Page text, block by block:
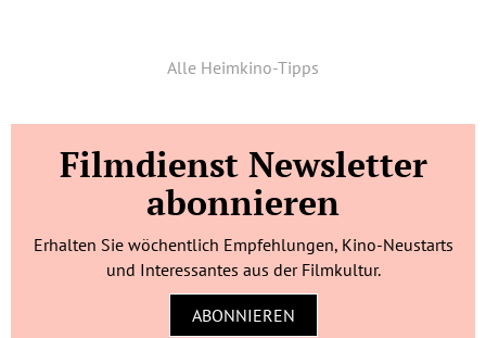
Alle Heimkino-Tipps
Filmdienst Newsletter
abonnieren
Erhalten Sie wöchentlich Empfehlungen, Kino-Neustarts
und Interessantes aus der Filmkultur.
ABONNIEREN